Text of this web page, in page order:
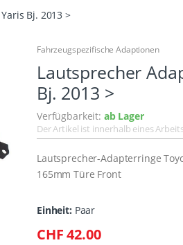
Bj. 2013 >
Fahrzeugspezifische Adaptionen
Lautsprecher
Bj. 2013 >
Verfügbarkeit: ab Lager
Der Artikel ist innerhalb eines
Lautsprecher-Adapterringe
165mm Türe Front
Einheit: Paar
CHF 42.00